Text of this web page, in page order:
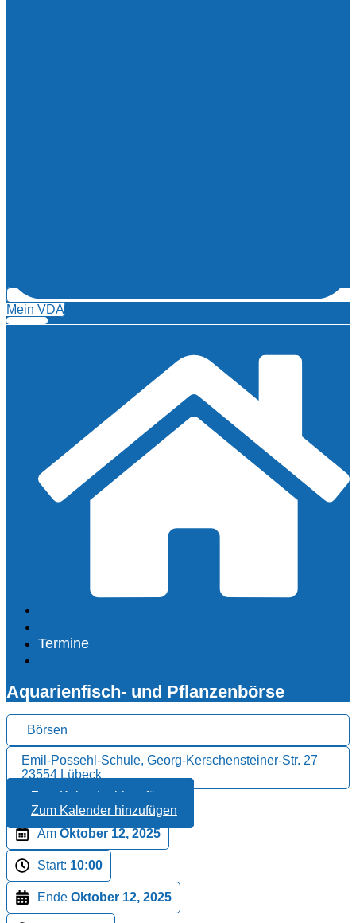
Mein VDA
Termine
Aquarienfisch- und Pflanzenbörse
Börsen
Emil-Possehl-Schule, Georg-Kerschensteiner-Str. 27
23554 Lübeck
Zum Kalender hinzufügen
Zum Kalender hinzufügen
Am Oktober 12, 2025
Start: 10:00
Ende Oktober 12, 2025